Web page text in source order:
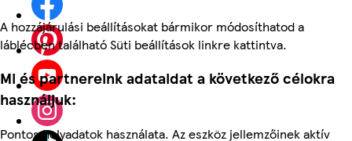
A hozzájárulási beállításokat bármikor módosíthatod a
láblécben található Süti beállítások linkre kattintva.
Mi és partnereink adataidat a következő célokra
használjuk:
Pontos helyadatok használata. Az eszköz jellemzőinek aktív